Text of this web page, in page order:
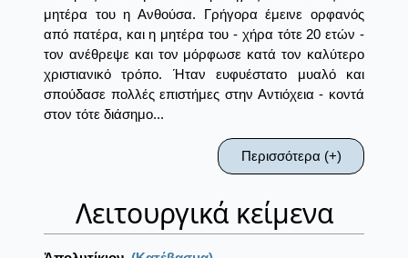
μητέρα του η Ανθούσα. Γρήγορα έμεινε ορφανός
από πατέρα, και η μητέρα του - χήρα τότε 20 ετών -
τον ανέθρεψε και τον μόρφωσε κατά τον καλύτερο
χριστιανικό τρόπο. Ήταν ευφυέστατο μυαλό και
σπούδασε πολλές επιστήμες στην Αντιόχεια - κοντά
στον τότε διάσημο...
Περισσότερα (+)
Λειτουργικά κείμενα